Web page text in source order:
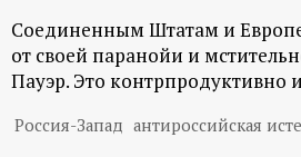
Соединенным Штатам и Европе
от своей паранойи и
Пауэр. Это контрпродуктивно
Россия-Запад антироссийская